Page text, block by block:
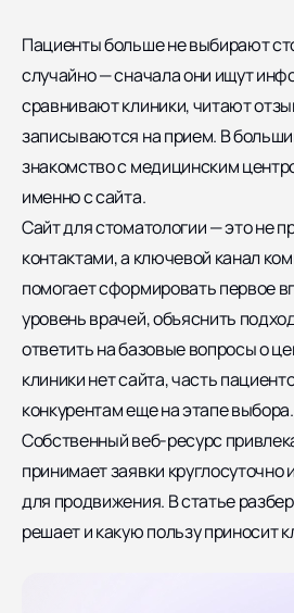
Пациенты больше не выбирают
случайно — сначала они ищут
сравнивают клиники, читают
записываются на прием. В
знакомство с медицинским
именно с сайта.
Сайт для стоматологии — это не
контактами, а ключевой канал
помогает сформировать первое
уровень врачей, объяснить
ответить на базовые вопросы о
клиники нет сайта, часть
конкурентам еще на этапе выбора.
Собственный веб-ресурс
принимает заявки круглосуточно
для продвижения. В статье
решает и какую пользу приносит